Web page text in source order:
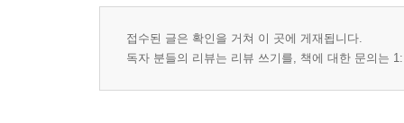
접수된 글은 확인을 거쳐 이 곳에 게재됩니다.
독자 분들의 리뷰는 리뷰 쓰기를, 책에 대한 문의는